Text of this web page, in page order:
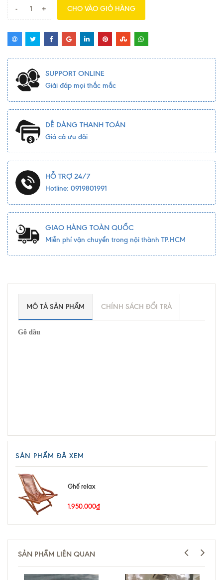
- + CHO VÀO GIỎ HÀNG
SUPPORT ONLINE
Giải đáp mọi thắc mắc
DỄ DÀNG THANH TOÁN
Giá cả ưu đãi
HỖ TRỢ 24/7
Hotline: 0919801991
GIAO HÀNG TOÀN QUỐC
Miễn phí vận chuyển trong nội thành TP.HCM
MÔ TẢ SẢN PHẨM CHÍNH SÁCH ĐỔI TRẢ
Gỗ dầu
SẢN PHẨM ĐÃ XEM
Ghế relax
1.950.000₫
SẢN PHẨM LIÊN QUAN